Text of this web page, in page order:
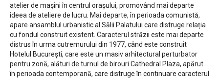
atelier de mașini în centrul orașului, promovând mai departe
ideea de ateliere de lucru. Mai departe, în perioada comunistă,
apare ansamblul urbanistic al Sălii Palatului care distruge relația
cu fondul construit existent. Caracterul străzii este mai departe
distrus în urma cutremurului din 1977, când este construit
Hotelul București, care este un masiv arhitectural perturbator
pentru zonă, alături de turnul de birouri Cathedral Plaza, apărut
în perioada contemporană, care distruge în continuare caracterul